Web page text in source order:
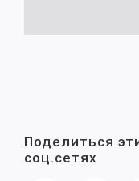
Поделиться
соц.сетях